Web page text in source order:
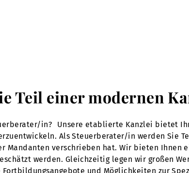
Teil einer modernen
in? Unsere etablierte Kanzlei bietet
Als Steuerberater/in werden Sie
Mandanten verschrieben hat. Wir bieten Ihnen
werden. Gleichzeitig legen wir großen
und Möglichkeiten zur